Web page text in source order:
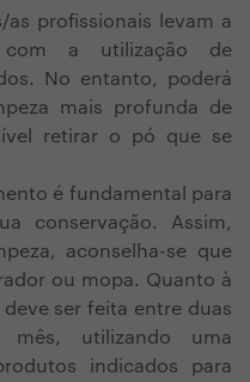
profissionais levam a
a utilização de
No entanto, poderá
mais profunda de
retirar o pó que se
é fundamental para
conservação. Assim,
aconselha-se que
ou mopa. Quanto à
ser feita entre duas
utilizando uma
indicados para